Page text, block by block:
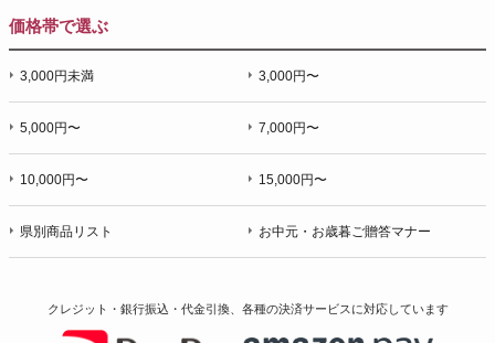
価格帯で選ぶ
3,000円未満 3,000円〜
5,000円〜 7,000円〜
10,000円〜 15,000円〜
県別商品リスト お中元・お歳暮ご贈答マナー
クレジット・銀行振込・代金引換、各種の決済サービスに対応しています